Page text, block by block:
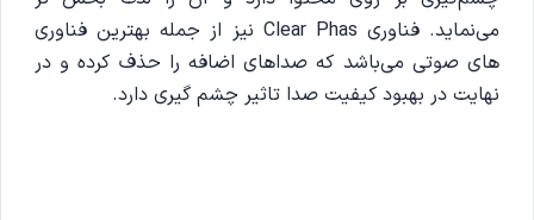
می‌نماید. فناوری Clear Phas نیز از جمله بهترین فناوری
های صوتی می‌باشد که صداهای اضافه را حذف کرده و در
نهایت در بهبود کیفیت صدا تاثیر چشم گیری دارد.